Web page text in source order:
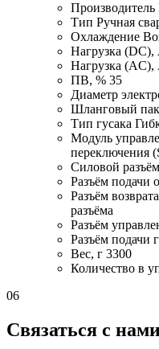
Производитель
Тип Ручная
Охлаждение
Нагрузка (DC),
Нагрузка (AC),
ПВ, % 35
Диаметр
Шланговый
Тип гусака
Модуль
переключения
Силовой разъём
Разъём подачи
Разъём
разъёма
Разъём
Разъём подачи
Вес, г 3300
Количество в
06
Связаться с